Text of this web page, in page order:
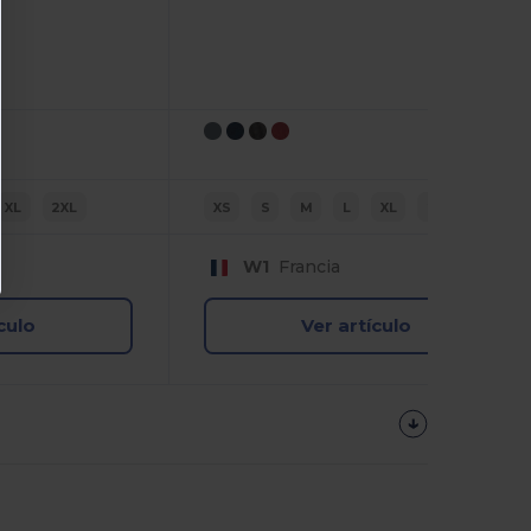
XL 2XL XS S M L XL
W1 Francia
Ver artículo